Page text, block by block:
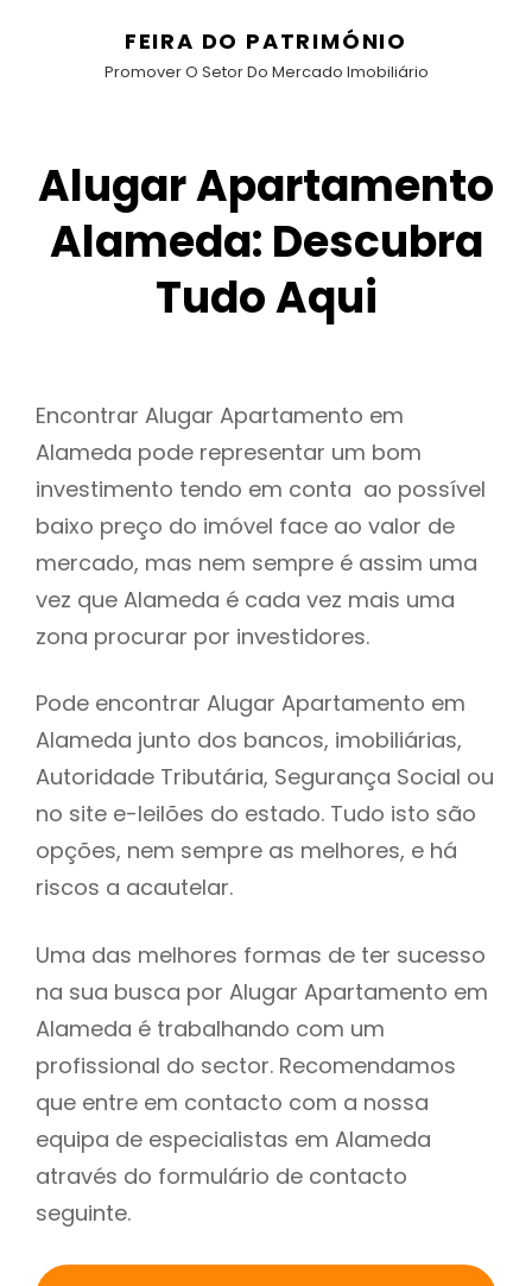
FEIRA DO PATRIMÓNIO
Promover O Setor Do Mercado Imobiliário
Alugar Apartamento
Alameda: Descubra
Tudo Aqui
Encontrar Alugar Apartamento em
Alameda pode representar um bom
investimento tendo em conta ao possível
baixo preço do imóvel face ao valor de
mercado, mas nem sempre é assim uma
vez que Alameda é cada vez mais uma
zona procurar por investidores.
Pode encontrar Alugar Apartamento em
Alameda junto dos bancos, imobiliárias,
Autoridade Tributária, Segurança Social ou
no site e-leilões do estado. Tudo isto são
opções, nem sempre as melhores, e há
riscos a acautelar.
Uma das melhores formas de ter sucesso
na sua busca por Alugar Apartamento em
Alameda é trabalhando com um
profissional do sector. Recomendamos
que entre em contacto com a nossa
equipa de especialistas em Alameda
através do formulário de contacto
seguinte.